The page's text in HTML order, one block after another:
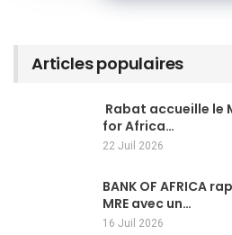
Articles populaires
Rabat accueille le
for Africa…
22 Juil 2026
BANK OF AFRICA
MRE avec un…
16 Juil 2026